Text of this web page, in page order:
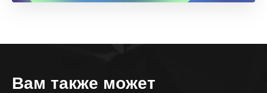
Вам также может